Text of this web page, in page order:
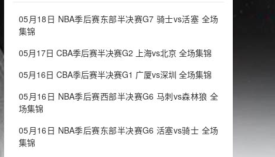
05月18日 NBA季后赛东部半决赛G7 骑士vs活塞 全场
集锦
05月17日 CBA季后赛半决赛G2 上海vs北京 全场集锦
05月16日 CBA季后赛半决赛G1 广厦vs深圳 全场集锦
05月16日 NBA季后赛西部半决赛G6 马刺vs森林狼 全
场集锦
05月16日 NBA季后赛东部半决赛G6 活塞vs骑士 全场
集锦